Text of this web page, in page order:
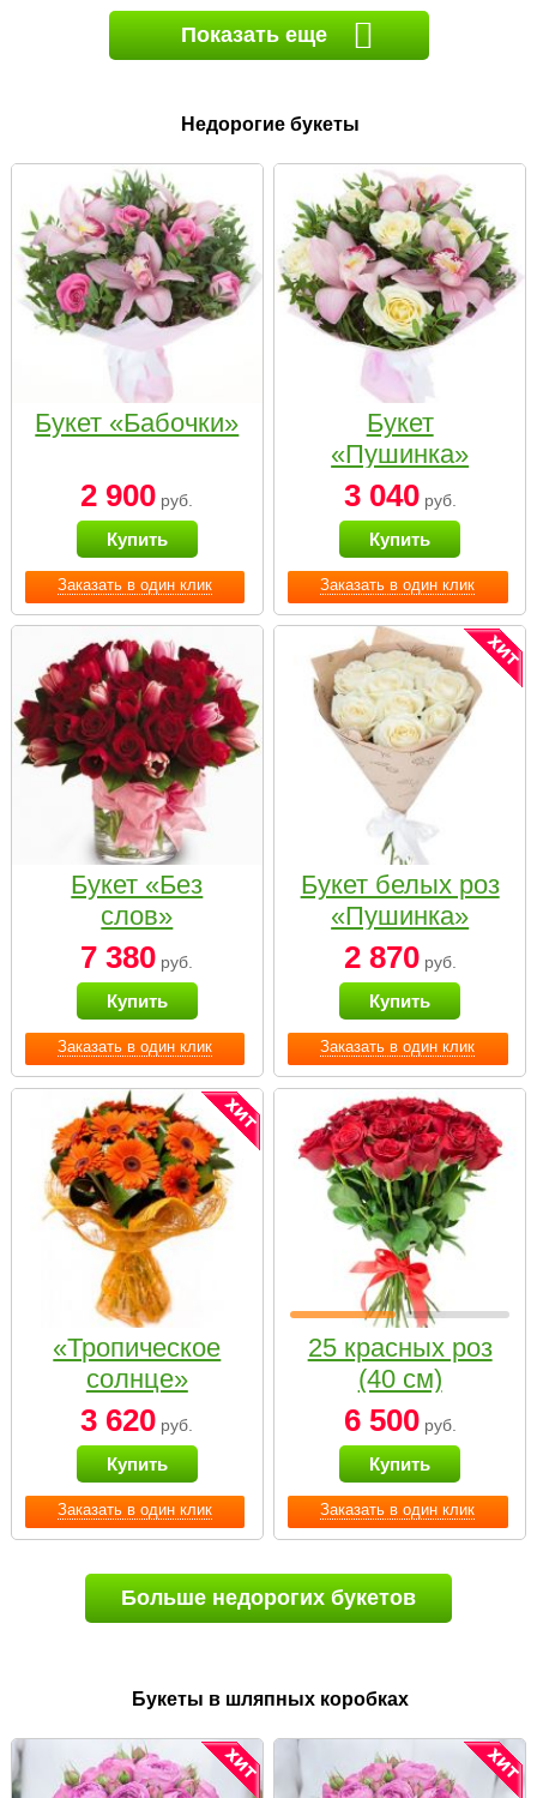
Показать еще
Недорогие букеты
Заказать в один клик
Букет «Бабочки»
2 900 руб.
Купить
Заказать в один клик
Букет
«Пушинка»
3 040руб.
Купить
Заказать в один клик
Букет «Без
слов»
7 380 руб.
Купить
Заказать в один клик
Букет белых роз
«Пушинка»
2 870руб.
Купить
Заказать в один клик
«Тропическое
солнце»
3 620 руб.
Купить
Заказать в один клик
25 красных роз
(40 см)
6 500руб.
Купить
Больше недорогих букетов
Букеты в шляпных коробках